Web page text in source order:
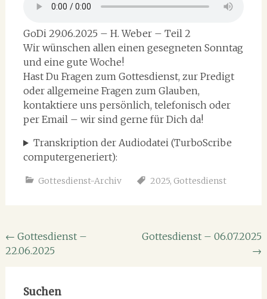
GoDi 29.06.2025 – H. Weber – Teil 2
Wir wünschen allen einen gesegneten Sonntag
und eine gute Woche!
Hast Du Fragen zum Gottesdienst, zur Predigt
oder allgemeine Fragen zum Glauben,
kontaktiere uns persönlich, telefonisch oder
per Email – wir sind gerne für Dich da!
Transkription der Audiodatei (TurboScribe
computergeneriert):
Gottesdienst-Archiv 2025, Gottesdienst
Beitragsnavigation
← Gottesdienst –
22.06.2025
Gottesdienst – 06.07.2025
→
Suchen